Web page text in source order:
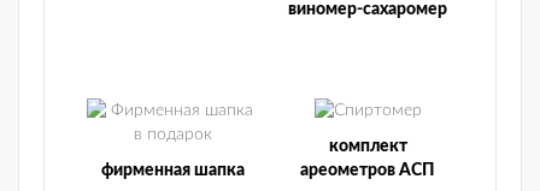
виномер-сахаромер
фирменная шапка
комплект
ареометров АСП